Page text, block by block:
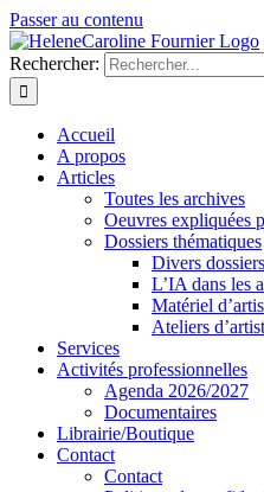
Passer au contenu
Rechercher:
Accueil
A propos
Articles
Toutes les archives
Oeuvres expliquées
Dossiers thématiques
Divers
L’IA dans les
Matériel
Ateliers
Services
Activités professionnelles
Agenda 2026/2027
Documentaires
Librairie/Boutique
Contact
Contact